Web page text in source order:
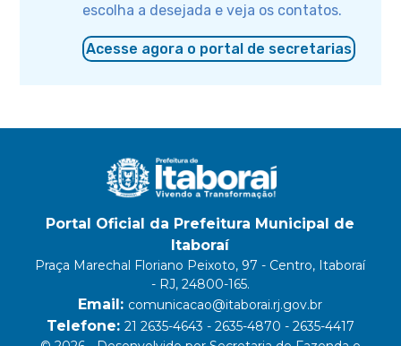
escolha a desejada e veja os contatos.
Acesse agora o portal de secretarias
Portal Oficial da Prefeitura Municipal de
Itaboraí
Praça Marechal Floriano Peixoto, 97 - Centro, Itaboraí
- RJ, 24800-165.
Email: comunicacao@itaborai.rj.gov.br
Telefone: 21 2635-4643 - 2635-4870 - 2635-4417